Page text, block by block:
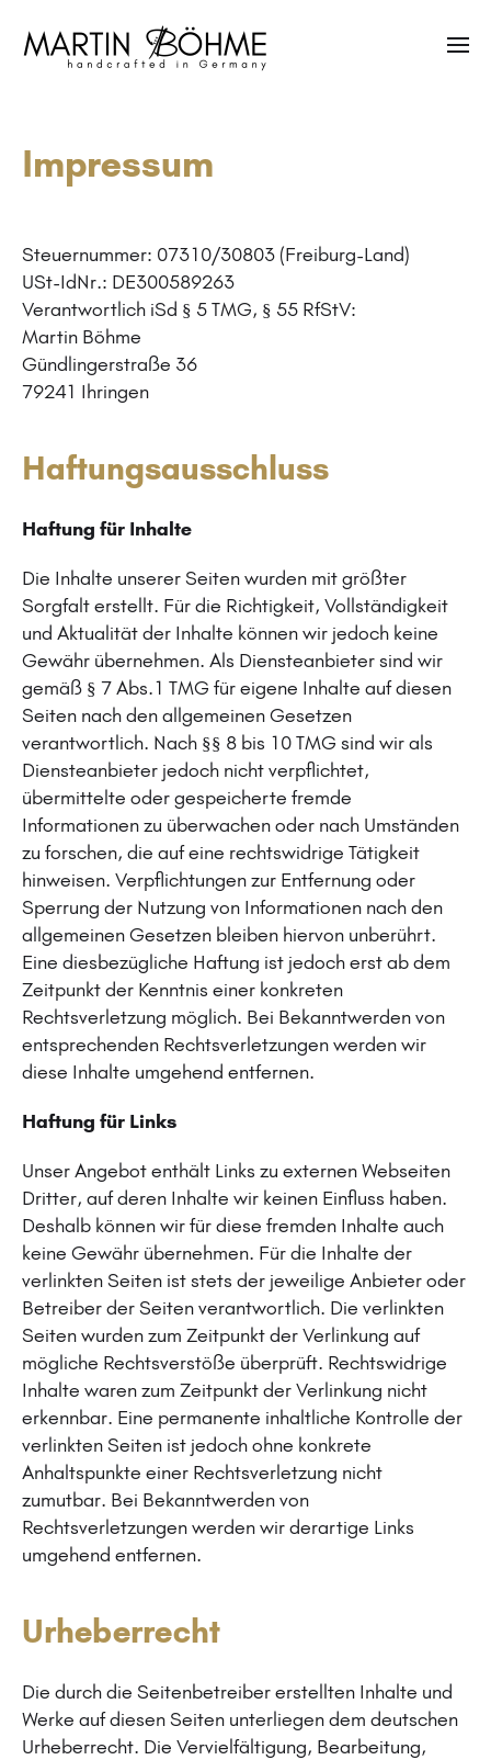
Impressum
Steuernummer: 07310/30803 (Freiburg-Land)
USt-IdNr.: DE300589263
Verantwortlich iSd § 5 TMG, § 55 RfStV:
Martin Böhme
Gündlingerstraße 36
79241 Ihringen
Haftungsausschluss
Haftung für Inhalte
Die Inhalte unserer Seiten wurden mit größter
Sorgfalt erstellt. Für die Richtigkeit, Vollständigkeit
und Aktualität der Inhalte können wir jedoch keine
Gewähr übernehmen. Als Diensteanbieter sind wir
gemäß § 7 Abs.1 TMG für eigene Inhalte auf diesen
Seiten nach den allgemeinen Gesetzen
verantwortlich. Nach §§ 8 bis 10 TMG sind wir als
Diensteanbieter jedoch nicht verpflichtet,
übermittelte oder gespeicherte fremde
Informationen zu überwachen oder nach Umständen
zu forschen, die auf eine rechtswidrige Tätigkeit
hinweisen. Verpflichtungen zur Entfernung oder
Sperrung der Nutzung von Informationen nach den
allgemeinen Gesetzen bleiben hiervon unberührt.
Eine diesbezügliche Haftung ist jedoch erst ab dem
Zeitpunkt der Kenntnis einer konkreten
Rechtsverletzung möglich. Bei Bekanntwerden von
entsprechenden Rechtsverletzungen werden wir
diese Inhalte umgehend entfernen.
Haftung für Links
Unser Angebot enthält Links zu externen Webseiten
Dritter, auf deren Inhalte wir keinen Einfluss haben.
Deshalb können wir für diese fremden Inhalte auch
keine Gewähr übernehmen. Für die Inhalte der
verlinkten Seiten ist stets der jeweilige Anbieter oder
Betreiber der Seiten verantwortlich. Die verlinkten
Seiten wurden zum Zeitpunkt der Verlinkung auf
mögliche Rechtsverstöße überprüft. Rechtswidrige
Inhalte waren zum Zeitpunkt der Verlinkung nicht
erkennbar. Eine permanente inhaltliche Kontrolle der
verlinkten Seiten ist jedoch ohne konkrete
Anhaltspunkte einer Rechtsverletzung nicht
zumutbar. Bei Bekanntwerden von
Rechtsverletzungen werden wir derartige Links
umgehend entfernen.
Urheberrecht
Die durch die Seitenbetreiber erstellten Inhalte und
Werke auf diesen Seiten unterliegen dem deutschen
Urheberrecht. Die Vervielfältigung, Bearbeitung,